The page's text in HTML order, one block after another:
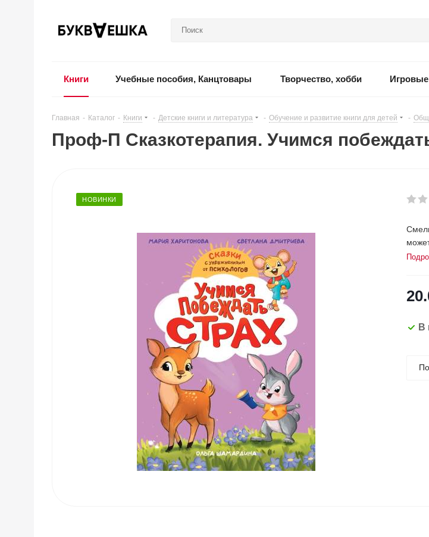
Книги Учебные пособия, Канцтовары Творчество, хобби
Главная - Каталог - Книги - Детские книги и литература - Обучение и развитие книги для детей -
Проф-П Сказкотерапия. Учимся
НОВИНКИ
В